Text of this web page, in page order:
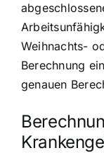
Weihnachts-
Berechnung
genauen